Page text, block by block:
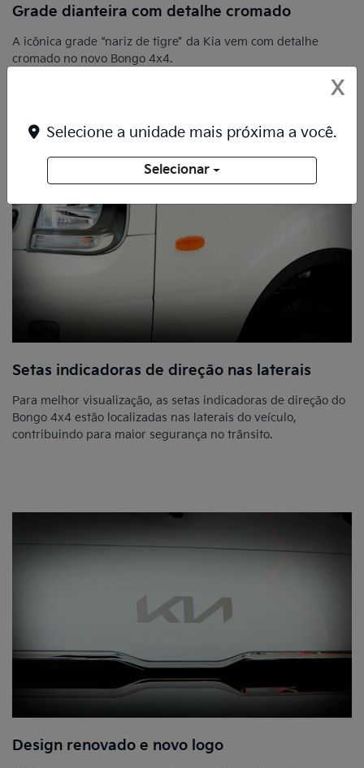
Grade dianteira com detalhe cromado
A icônica grade “nariz de tigre” da Kia vem com detalhe
cromado no novo Bongo 4x4.
Setas indicadoras de direção nas laterais
Para melhor visualização, as setas indicadoras de direção do
Bongo 4x4 estão localizadas nas laterais do veículo,
contribuindo para maior segurança no trânsito.
Design renovado e novo logo
X
Selecione a unidade mais próxima a você.
Selecionar